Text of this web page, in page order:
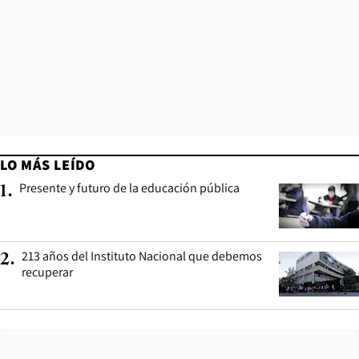
LO MÁS LEÍDO
1. Presente y futuro de la educación pública
2. 213 años del Instituto Nacional que debemos
recuperar